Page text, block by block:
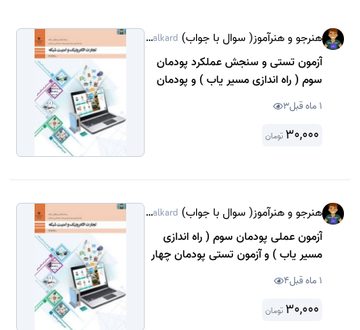
هنرجو و هنرآموز( سوال با جواب) @Sanjeshamalkard
آزمون تستی و سنجش عملکرد پودمان
سوم ( راه اندازی مسیر یاب ) و پودمان
چهار( تنظیمات امنیت شبکه ) درس
تجارت الکترونیک و امنیت شبکه پایه
دوازدهم شبکه و نرم افزار اسفند ماه
1 ماه قبل 3
30,000 تومان
هنرجو و هنرآموز( سوال با جواب) @Sanjeshamalkard
آزمون عملی پودمان سوم ( راه اندازی
مسیر یاب ) و آزمون تستی پودمان چهار
( تنظیمات امنیت شبکه ) درس تجارت
الکترونیک و امنیت شبکه پایه دوازدهم 1 ماه قبل 4
30,000 تومان